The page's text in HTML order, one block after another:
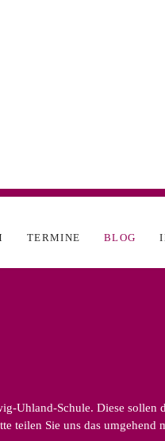
TERMINE BLOG
Uhland-Schule. Diese
Sie uns das